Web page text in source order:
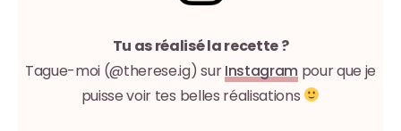
Tu as réalisé la recette ?
Tague-moi (@therese.ig) surInstagram pour que je
puisse voir tes belles réalisations